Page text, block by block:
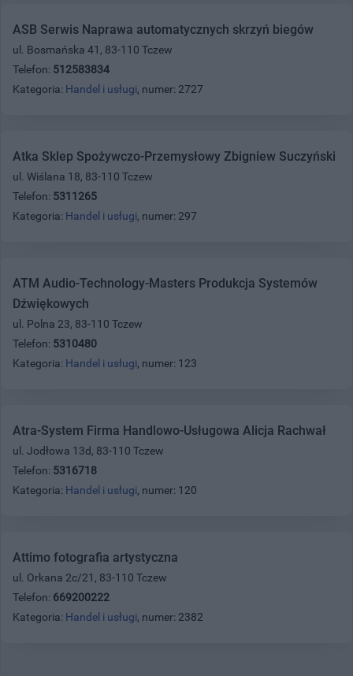
ASB Serwis Naprawa automatycznych skrzyń biegów
ul. Bosmańska 41, 83-110 Tczew
Telefon: 512583834
Kategoria: Handel i usługi, numer: 2727
Atka Sklep Spożywczo-Przemysłowy Zbigniew Suczyński
ul. Wiślana 18, 83-110 Tczew
Telefon: 5311265
Kategoria: Handel i usługi, numer: 297
ATM Audio-Technology-Masters Produkcja Systemów
Dźwiękowych
ul. Polna 23, 83-110 Tczew
Telefon: 5310480
Kategoria: Handel i usługi, numer: 123
Atra-System Firma Handlowo-Usługowa Alicja Rachwał
ul. Jodłowa 13d, 83-110 Tczew
Telefon: 5316718
Kategoria: Handel i usługi, numer: 120
Attimo fotografia artystyczna
ul. Orkana 2c/21, 83-110 Tczew
Telefon: 669200222
Kategoria: Handel i usługi, numer: 2382